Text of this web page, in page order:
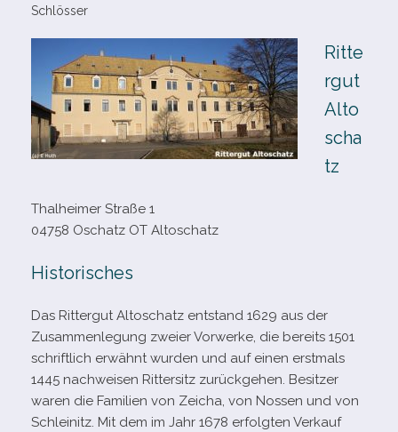
Schlösser
Ritte
rgut
Alto
scha
tz
Thalheimer Straße 1
04758 Oschatz OT Altoschatz
Historisches
Das Rittergut Altoschatz ent­stand 1629 aus der
Zusammenlegung zweier Vorwerke, die bereits 1501
schrift­lich erwähnt wur­den und auf einen erst­mals
1445 nach­wei­sen Rittersitz zurück­ge­hen. Besitzer
waren die Familien von Zeicha, von Nossen und von
Schleinitz. Mit dem im Jahr 1678 erfolg­ten Verkauf